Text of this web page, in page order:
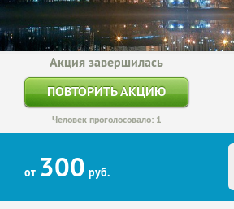
Акция завершилась
ПОВТОРИТЬ АКЦИЮ
Человек проголосовало: 1
от 300 руб.